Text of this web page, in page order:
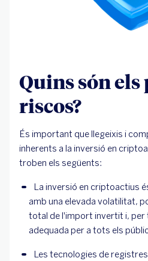
Quins són
riscos?
És important que llegeixis i
inherents a la inversió en
troben els següents:
La inversió en criptoactius
amb una elevada volatilitat,
total de l'import invertit i, per
adequada per a tots els
Les tecnologies de